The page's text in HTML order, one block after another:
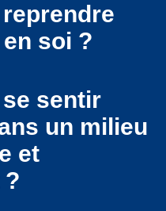
soi ?
sentir
un milieu
et